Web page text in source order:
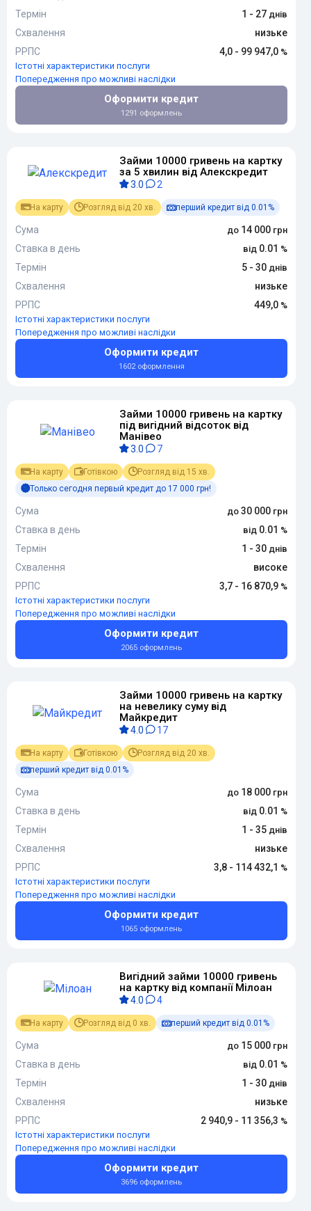
Термін
1 - 27
Схвалення
низьке
РРПС
4,0 - 99 947,0
Істотні характеристики послуги
Попередження про можливі наслідки
Оформити кредит
1291 оформлень
Займи 10000 гривень на картку
за 5 хвилин від Алекскредит
3.0 2
На карту Розгляд від 20 хв. перший кредит від 0.01%
Сума
14 000
Ставка в день
0.01
Термін
5 - 30
Схвалення
низьке
РРПС
449,0
Істотні характеристики послуги
Попередження про можливі наслідки
Оформити кредит
1602 оформлення
Займи 10000 гривень на картку
під вигідний відсоток від
Манівео
3.0 7
На карту Готівкою
Розгляд від 15 хв.
Только сегодня первый кредит до 17 000 грн!
Сума
30 000
Ставка в день
0.01
Термін
1 - 30
Схвалення
високе
РРПС
3,7 - 16 870,9
Істотні характеристики послуги
Попередження про можливі наслідки
Оформити кредит
2065 оформлень
Займи 10000 гривень на картку
на невелику суму від
Майкредит
4.0 17
На карту Готівкою
Розгляд від 20 хв.
перший кредит від 0.01%
Сума
18 000
Ставка в день
0.01
Термін
1 - 35
Схвалення
низьке
РРПС
3,8 - 114 432,1
Істотні характеристики послуги
Попередження про можливі наслідки
Оформити кредит
1065 оформлень
Вигідний займи 10000 гривень
на картку від компанії Мілоан
4.0 4
На карту Розгляд від 0 хв. перший кредит від 0.01%
Сума
15 000
Ставка в день
0.01
Термін
1 - 30
Схвалення
низьке
РРПС
2 940,9 - 11 356,3
Істотні характеристики послуги
Попередження про можливі наслідки
Оформити кредит
3696 оформлень